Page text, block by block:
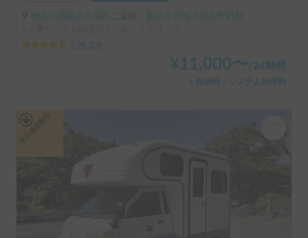
神奈川県横浜市南区二葉町, ' 横浜市営地下鉄吉野町駅
4.96
24
¥ 11,000〜 /24時間
＋保険料・システム利用料